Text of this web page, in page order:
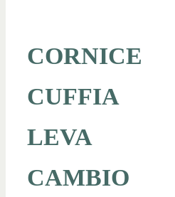
CORNICE
CUFFIA
LEVA
CAMBIO